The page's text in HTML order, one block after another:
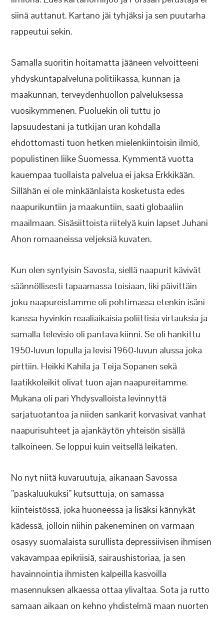
siinä auttanut. Kartano jäi tyhjäksi ja sen puutarha
rappeutui sekin.
Samalla suoritin hoitamatta jääneen velvoitteeni
yhdyskuntapalveluna politiikassa, kunnan ja
maakunnan, terveydenhuollon palveluksessa
vuosikymmenen. Puoluekin oli tuttu jo
lapsuudestani ja tutkijan uran kohdalla
ehdottomasti tuon hetken mielenkiintoisin ilmiö,
populistinen liike Suomessa. Kymmentä vuotta
kauempaa tuollaista palvelua ei jaksa Erkkikään.
Sillähän ei ole minkäänlaista kosketusta edes
naapurikuntiin ja maakuntiin, saati globaaliin
maailmaan. Sisäsiittoista riitelyä kuin lapset Juhani
Ahon romaaneissa veljeksiä kuvaten.
Kun olen syntyisin Savosta, siellä naapurit kävivät
säännöllisesti tapaamassa toisiaan, liki päivittäin
joku naapureistamme oli pohtimassa etenkin isäni
kanssa hyvinkin reaaliaikaisia poliittisia virtauksia ja
samalla televisio oli pantava kiinni. Se oli hankittu
1950-luvun lopulla ja levisi 1960-luvun alussa joka
pirttiin. Heikki Kahila ja Teija Sopanen sekä
laatikkoleikit olivat tuon ajan naapureitamme.
Mukana oli pari Yhdysvalloista levinnyttä
sarjatuotantoa ja niiden sankarit korvasivat vanhat
naapurisuhteet ja ajankäytön yhteisön sisällä
talkoineen. Se loppui kuin veitsellä leikaten.
No nyt niitä kuvaruutuja, aikanaan Savossa
”paskaluukuksi” kutsuttuja, on samassa
kiinteistössä, joka huoneessa ja lisäksi kännykät
kädessä, jolloin niihin pakeneminen on varmaan
osasyy suomalaista surullista depressiivisen ihmisen
vakavampaa epikriisiä, sairaushistoriaa, ja sen
havainnointia ihmisten kalpeilla kasvoilla
masennuksen alkaessa ottaa ylivaltaa. Sota ja rutto
samaan aikaan on kehno yhdistelmä maan nuorten